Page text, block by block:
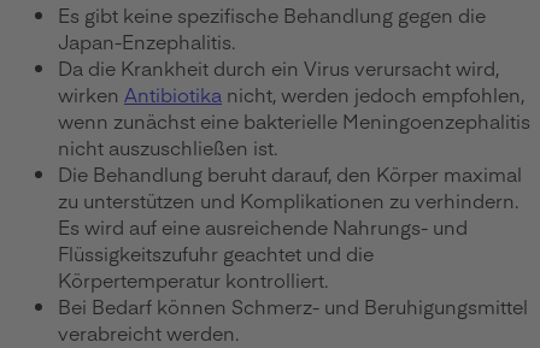
Es gibt keine spezifische Behandlung gegen die
Japan-Enzephalitis.
Da die Krankheit durch ein Virus verursacht wird,
wirken Antibiotika nicht, werden jedoch empfohlen,
wenn zunächst eine bakterielle Meningoenzephalitis
nicht auszuschließen ist.
Die Behandlung beruht darauf, den Körper maximal
zu unterstützen und Komplikationen zu verhindern.
Es wird auf eine ausreichende Nahrungs- und
Flüssigkeitszufuhr geachtet und die
Körpertemperatur kontrolliert.
Bei Bedarf können Schmerz- und Beruhigungsmittel
verabreicht werden.